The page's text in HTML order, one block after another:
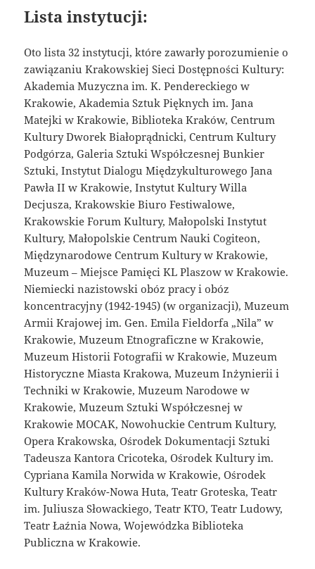
Lista instytucji:
Oto lista 32 instytucji, które zawarły porozumienie o
zawiązaniu Krakowskiej Sieci Dostępności Kultury:
Akademia Muzyczna im. K. Pendereckiego w
Krakowie, Akademia Sztuk Pięknych im. Jana
Matejki w Krakowie, Biblioteka Kraków, Centrum
Kultury Dworek Białoprądnicki, Centrum Kultury
Podgórza, Galeria Sztuki Współczesnej Bunkier
Sztuki, Instytut Dialogu Międzykulturowego Jana
Pawła II w Krakowie, Instytut Kultury Willa
Decjusza, Krakowskie Biuro Festiwalowe,
Krakowskie Forum Kultury, Małopolski Instytut
Kultury, Małopolskie Centrum Nauki Cogiteon,
Międzynarodowe Centrum Kultury w Krakowie,
Muzeum – Miejsce Pamięci KL Plaszow w Krakowie.
Niemiecki nazistowski obóz pracy i obóz
koncentracyjny (1942-1945) (w organizacji), Muzeum
Armii Krajowej im. Gen. Emila Fieldorfa „Nila” w
Krakowie, Muzeum Etnograficzne w Krakowie,
Muzeum Historii Fotografii w Krakowie, Muzeum
Historyczne Miasta Krakowa, Muzeum Inżynierii i
Techniki w Krakowie, Muzeum Narodowe w
Krakowie, Muzeum Sztuki Współczesnej w
Krakowie MOCAK, Nowohuckie Centrum Kultury,
Opera Krakowska, Ośrodek Dokumentacji Sztuki
Tadeusza Kantora Cricoteka, Ośrodek Kultury im.
Cypriana Kamila Norwida w Krakowie, Ośrodek
Kultury Kraków-Nowa Huta, Teatr Groteska, Teatr
im. Juliusza Słowackiego, Teatr KTO, Teatr Ludowy,
Teatr Łaźnia Nowa, Wojewódzka Biblioteka
Publiczna w Krakowie.